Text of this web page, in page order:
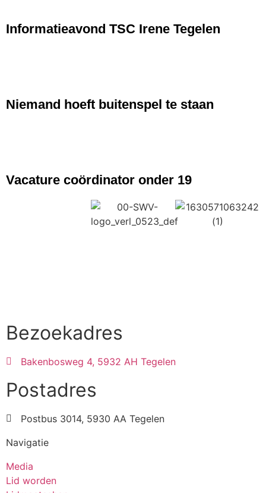
Informatieavond TSC Irene Tegelen
Niemand hoeft buitenspel te staan
Vacature coördinator onder 19
Bezoekadres
Bakenbosweg 4, 5932 AH Tegelen
Postadres
Postbus 3014, 5930 AA Tegelen
Navigatie
Media
Lid worden